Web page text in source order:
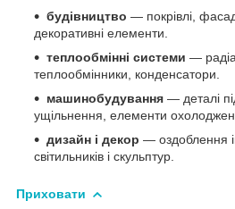
будівництво — покрівлі,
декоративні елементи.
теплообмінні системи —
теплообмінники, конденсатори.
машинобудування — деталі
ущільнення, елементи
дизайн і декор — оздоблення
світильників і скульптур.
Приховати